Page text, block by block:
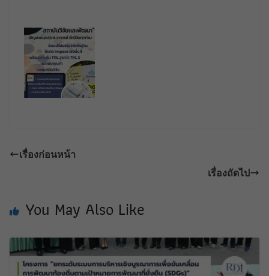
เรื่องก่อนหน้า
เรื่องถัดไป
You May Also Like